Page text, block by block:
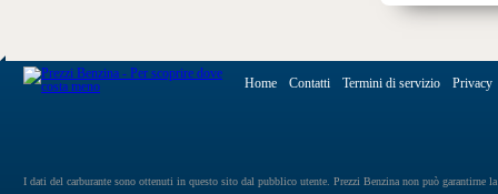
Home Contatti Termini di servizio Privacy
I dati del carburante sono ottenuti in questo sito dal pubblico utente. Prezzi Benzina non può garantirne